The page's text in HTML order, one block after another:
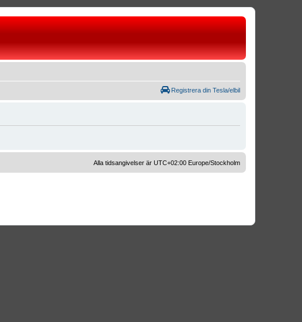
Registrera din Tesla/elbil
Alla tidsangivelser är UTC+02:00 Europe/Stockholm